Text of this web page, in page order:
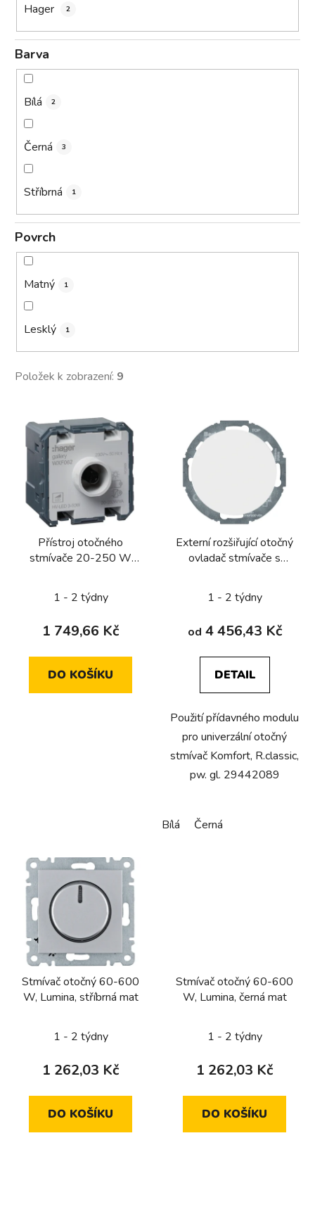
Hager 2
Barva
Bílá 2
Černá 3
Stříbrná 1
Povrch
Matný 1
Lesklý 1
Položek k zobrazení: 9
Přístroj otočného
stmívače 20-250 W
mm
1 - 2 týdny
1 749,66 Kč
DO KOŠÍKU
Externí rozšiřující otočný
ovladač stmívače s
aretací, Serie R.classic,
bílá, lesk
1 - 2 týdny
od 4 456,43 Kč
DETAIL
Použití přídavného modulu
pro univerzální otočný
stmívač Komfort, R.classic,
pw. gl. 29442089
Bílá Černá
Stmívač otočný 60-600
W, Lumina, stříbrná mat
1 - 2 týdny
1 262,03 Kč
DO KOŠÍKU
Stmívač otočný 60-600
W, Lumina, černá mat
1 - 2 týdny
1 262,03 Kč
DO KOŠÍKU